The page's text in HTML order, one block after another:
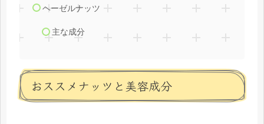
ヘーゼルナッツ
主な成分
おススメナッツと美容成分